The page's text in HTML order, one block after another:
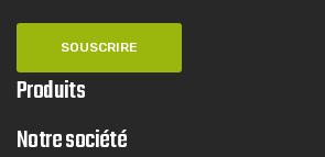
Produits
Notre société